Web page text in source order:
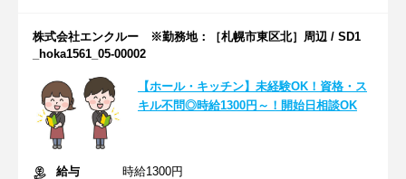
株式会社エンクルー ※勤務地：［札幌市東区北］周辺 / SD1
_hoka1561_05-00002
【ホール・キッチン】未経験OK！資格・ス
キル不問◎時給1300円～！開始日相談OK
給与
時給1300円